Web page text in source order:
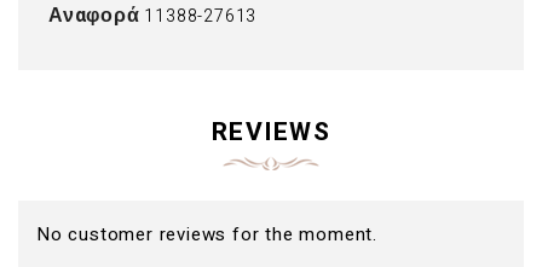
Αναφορά 11388-27613
REVIEWS
No customer reviews for the moment.